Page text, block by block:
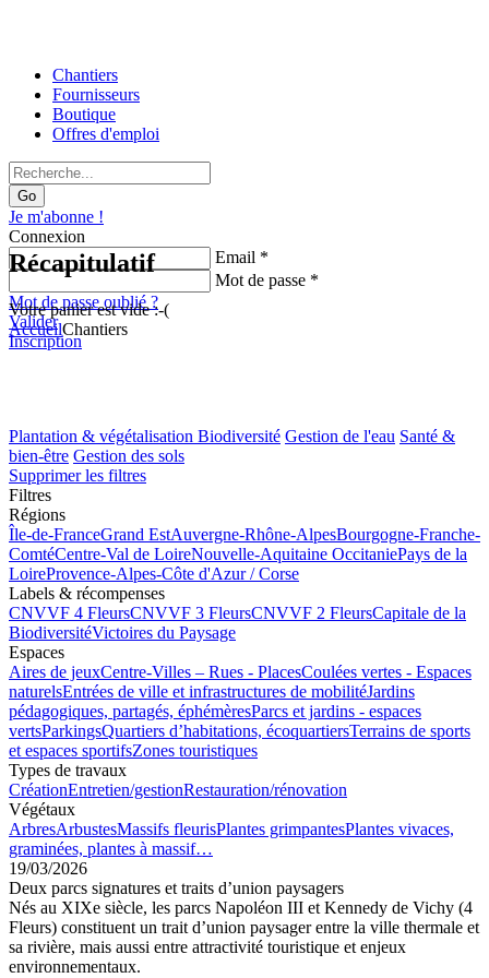
Chantiers
Fournisseurs
Boutique
Offres d'emploi
Je m'abonne !
Connexion
Mot de passe oublié ?
Valider
Inscription
Récapitulatif
Votre panier est vide :-(
AccueilChantiers
Plantation & végétalisationBiodiversité
bien-être Gestion des sols
Supprimer les filtres
Filtres
Régions
Île-de-FranceGrand EstAuvergne-Rhône-Alpes
Bourgogne-Franche-
Comté Centre-Val de Loire Nouvelle-Aquitaine
LoireProvence-Alpes-Côte d'Azur / Corse
Labels & récompenses
CNVVF 4 FleursCNVVF 3 FleursCNVVF 2 FleursCapitale de la
BiodiversitéVictoires du Paysage
Espaces
Aires de jeuxCentre-Villes – Rues - PlacesCoulées vertes - Espaces
naturels Entrées de ville et infrastructures de mobilitéJardins
pédagogiques, partagés, éphémèresParcs et jardins - espaces
vertsParkingsQuartiers d’habitations, écoquartiersTerrains de sports
et espaces sportifsZones touristiques